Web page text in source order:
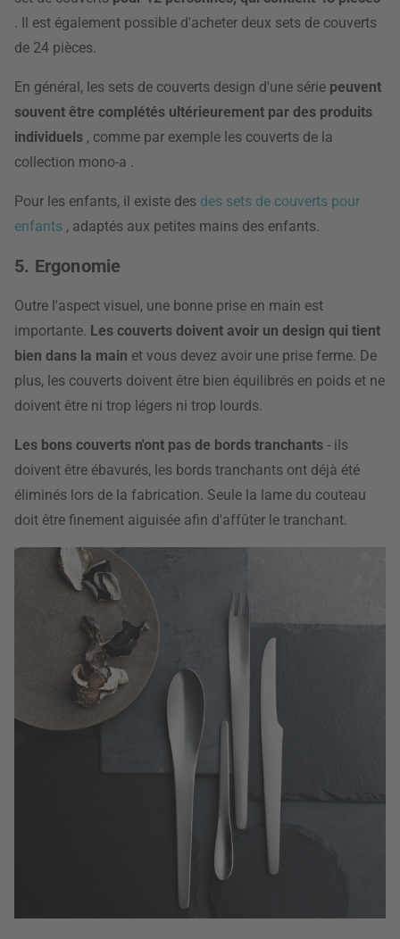
. Il est également possible d'acheter deux sets de couverts
de 24 pièces.
En général, les sets de couverts design d'une série peuvent
souvent être complétés ultérieurement par des produits
individuels , comme par exemple les couverts de la
collection mono-a .
Pour les enfants, il existe des des sets de couverts pour
enfants , adaptés aux petites mains des enfants.
5. Ergonomie
Outre l'aspect visuel, une bonne prise en main est
importante. Les couverts doivent avoir un design qui tient
bien dans la main et vous devez avoir une prise ferme. De
plus, les couverts doivent être bien équilibrés en poids et ne
doivent être ni trop légers ni trop lourds.
Les bons couverts n'ont pas de bords tranchants - ils
doivent être ébavurés, les bords tranchants ont déjà été
éliminés lors de la fabrication. Seule la lame du couteau
doit être finement aiguisée afin d'affûter le tranchant.